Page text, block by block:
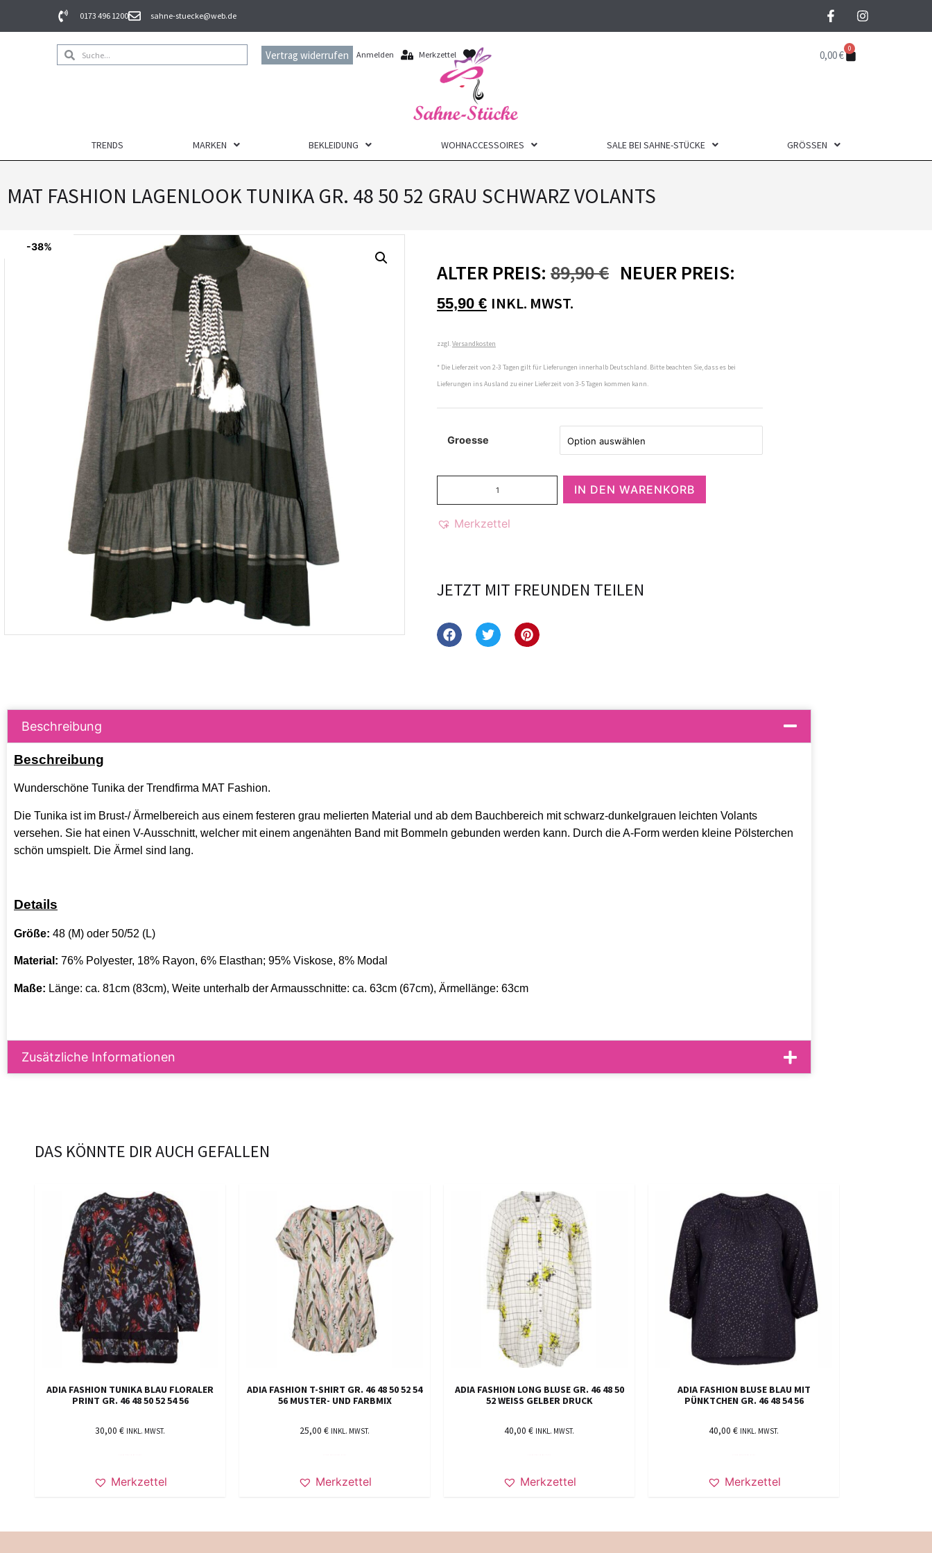
0173 496 1200 sahne-stuecke@web.de
Vertrag widerrufen Anmelden Merkzettel 0,00€ 0
TRENDS MARKEN BEKLEIDUNG WOHNACCESSOIRES SALE BEI SAHNE-STÜCKE GRÖSSEN
MAT FASHION LAGENLOOK TUNIKA GR. 48 50 52 GRAU SCHWARZ VOLANTS
-38%
ALTER PREIS: 89,90€ NEUER PREIS:
55,90 € INKL. MWST.
zzgl.Versandkosten
* Die Lieferzeit von 2-3 Tagen gilt für Lieferungen innerhalb Deutschland. Bitte beachten Sie, dass es bei
Lieferungen ins Ausland zu einer Lieferzeit von 3-5 Tagen kommen kann.
Groesse
IN DEN WARENKORB
Merkzettel
JETZT MIT FREUNDEN TEILEN
Beschreibung
Beschreibung
Wunderschöne Tunika der Trendfirma MAT Fashion.
Die Tunika ist im Brust-/ Ärmelbereich aus einem festeren grau melierten Material und ab dem Bauchbereich mit schwarz-dunkelgrauen leichten Volants
versehen. Sie hat einen V-Ausschnitt, welcher mit einem angenähten Band mit Bommeln gebunden werden kann. Durch die A-Form werden kleine Pölsterchen
schön umspielt. Die Ärmel sind lang.
Details
Größe: 48 (M) oder 50/52 (L)
Material: 76% Polyester, 18% Rayon, 6% Elasthan; 95% Viskose, 8% Modal
Maße: Länge: ca. 81cm (83cm), Weite unterhalb der Armausschnitte: ca. 63cm (67cm), Ärmellänge: 63cm
Zusätzliche Informationen
DAS KÖNNTE DIR AUCH GEFALLEN
ADIA FASHION TUNIKA BLAU FLORALER
PRINT GR. 46 48 50 52 54 56
30,00 € INKL. MWST.
Merkzettel
ADIA FASHION T-SHIRT GR. 46 48 50 52 54
56 MUSTER- UND FARBMIX
25,00 € INKL. MWST.
Merkzettel
ADIA FASHION LONG BLUSE GR. 46 48 50
52 WEISS GELBER DRUCK
40,00 € INKL. MWST.
Merkzettel
ADIA FASHION BLUSE BLAU MIT
PÜNKTCHEN GR. 46 48 54 56
40,00 € INKL. MWST.
Merkzettel